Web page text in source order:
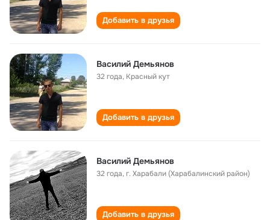
Добавить в друзья
Василий Демьянов
32 года, Красный кут
Добавить в друзья
Василий Демьянов
32 года,г. Харабали (Харабалинский район)
Добавить в друзья